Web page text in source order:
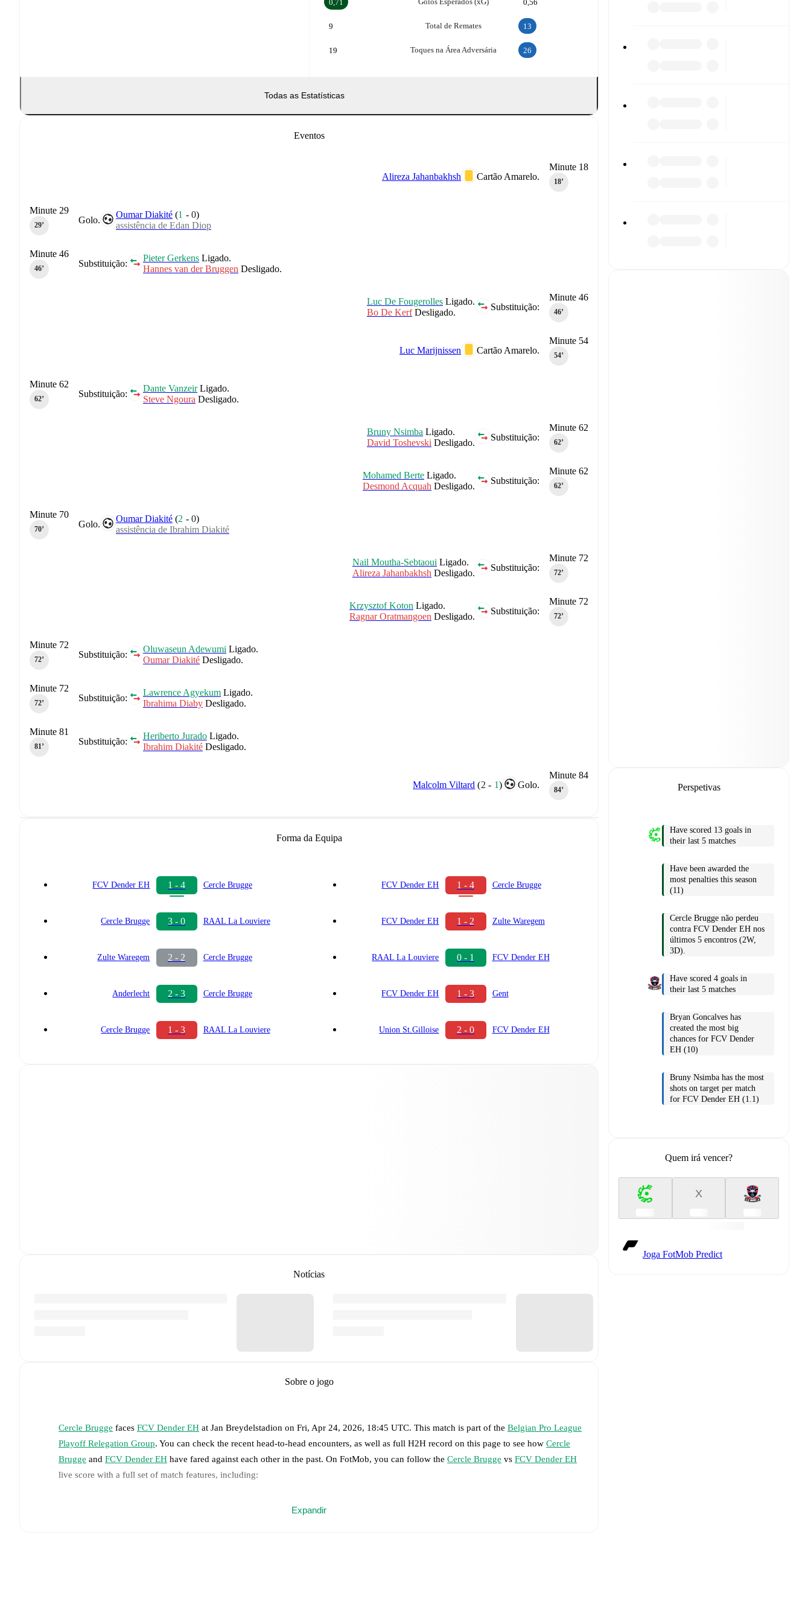
0,71 0,56
Total de Remates
9 13
Toques na Área Adversária
19 26
Todas as Estatísticas
Eventos
Minute 18
18‎’‎
Cartão Amarelo.
Alireza Jahanbakhsh
Golo.
Oumar Diakité (1 -0)
assistência de Edan Diop
Minute 29
29‎’‎
Substituição:
Pieter Gerkens Ligado.
Hannes van der Bruggen Desligado.
Minute 46
46‎’‎
Minute 46
46‎’‎
Substituição:
Luc De Fougerolles Ligado.
Bo De KerfDesligado.
Minute 54
54‎’‎
Cartão Amarelo.
Luc Marijnissen
Substituição:
Dante VanzeirLigado.
Steve Ngoura Desligado.
Minute 62
62‎’‎
Minute 62
62‎’‎
Substituição:
Bruny Nsimba Ligado.
David Toshevski Desligado.
Minute 62
62‎’‎
Substituição:
Mohamed Berte Ligado.
Desmond Acquah Desligado.
Golo.
Oumar Diakité (2 -0)
assistência de Ibrahim Diakité
Minute 70
70‎’‎
Minute 72
72‎’‎
Substituição:
Nail Moutha-Sebtaoui Ligado.
Alireza Jahanbakhsh Desligado.
Minute 72
72‎’‎
Substituição:
Krzysztof Koton Ligado.
Ragnar Oratmangoen Desligado.
Substituição:
Oluwaseun Adewumi Ligado.
Oumar Diakité Desligado.
Minute 72
72‎’‎
Substituição:
Lawrence Agyekum Ligado.
Ibrahima Diaby Desligado.
Minute 72
72‎’‎
Substituição:
Heriberto Jurado Ligado.
Ibrahim Diakité Desligado.
Minute 81
81‎’‎
Minute 84
84‎’‎
Golo.
Malcolm Viltard (2 - 1)
Forma da Equipa
FCV Dender EH 1 - 4 Cercle Brugge
Cercle Brugge 3 - 0 RAAL La Louviere
Zulte Waregem 2 - 2 Cercle Brugge
Anderlecht 2 - 3 Cercle Brugge
Cercle Brugge 1 - 3 RAAL La Louviere
FCV Dender EH 1 - 4 Cercle Brugge
FCV Dender EH 1 - 2 Zulte Waregem
RAAL La Louviere 0 - 1 FCV Dender EH
FCV Dender EH 1 - 3 Gent
Union St.Gilloise 2 - 0 FCV Dender EH
Notícias
Sobre o jogo
Cercle Brugge faces FCV Dender EH at Jan Breydelstadion on Fri, Apr 24, 2026, 18:45 UTC. This match is part of the Belgian Pro League
Playoff Relegation Group. You can check the recent head-to-head encounters, as well as full H2H record on this page to see how Cercle
Brugge and FCV Dender EH have fared against each other in the past. On FotMob, you can follow the Cercle Brugge vs FCV Dender EH
live score with a full set of match features, including:
Live updates: Every goal, card, substitution and key moment instantly delivered on FotMob.
Expandir
Perspetivas
Have scored 13 goals in
their last 5 matches
Have been awarded the
most penalties this season
(11)
Cercle Brugge não perdeu
contra FCV Dender EH nos
últimos 5 encontros (2W,
3D).
Have scored 4 goals in
their last 5 matches
Bryan Goncalves has
created the most big
chances for FCV Dender
EH (10)
Bruny Nsimba has the most
shots on target per match
for FCV Dender EH (1.1)
Quem irá vencer?
X
Joga FotMob Predict